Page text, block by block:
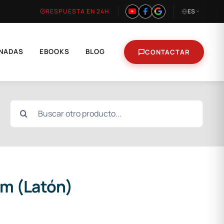
RESPUESTA EN 24H ES
EBOOKS BLOG CONTACTAR
Buscar:
(Latón)